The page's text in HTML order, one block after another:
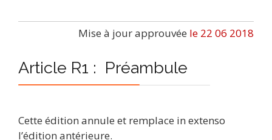
Mise à jour approuvée le 22 06 2018
Article R1 : Préambule
Cette édition annule et remplace in extenso
l’édition antérieure.